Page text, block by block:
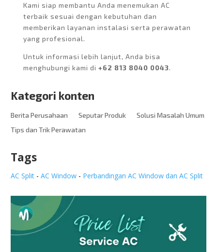
Kami siap membantu Anda menemukan AC
terbaik sesuai dengan kebutuhan dan
memberikan layanan instalasi serta perawatan
yang profesional.
Untuk informasi lebih lanjut, Anda bisa
menghubungi kami di +62 813 8040 0043.
Kategori konten
Berita Perusahaan Seputar Produk
Solusi Masalah Umum
Tips dan Trik Perawatan
Tags
AC Split -AC Window - Perbandingan AC Window dan AC Split